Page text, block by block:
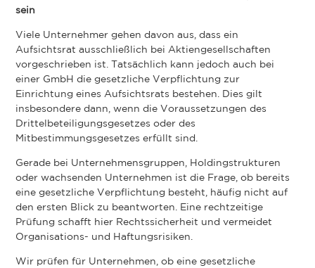
sein
Viele Unternehmer gehen davon aus, dass ein
Aufsichtsrat ausschließlich bei Aktiengesellschaften
vorgeschrieben ist. Tatsächlich kann jedoch auch bei
einer GmbH die gesetzliche Verpflichtung zur
Einrichtung eines Aufsichtsrats bestehen. Dies gilt
insbesondere dann, wenn die Voraussetzungen des
Drittelbeteiligungsgesetzes oder des
Mitbestimmungsgesetzes erfüllt sind.
Gerade bei Unternehmensgruppen, Holdingstrukturen
oder wachsenden Unternehmen ist die Frage, ob bereits
eine gesetzliche Verpflichtung besteht, häufig nicht auf
den ersten Blick zu beantworten. Eine rechtzeitige
Prüfung schafft hier Rechtssicherheit und vermeidet
Organisations- und Haftungsrisiken.
Wir prüfen für Unternehmen, ob eine gesetzliche